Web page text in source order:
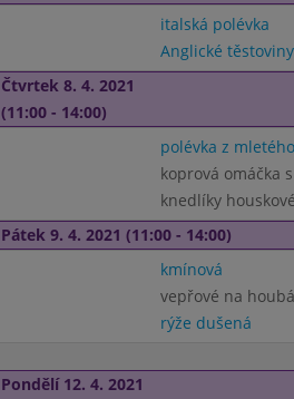
italská polévka
Anglické
Čtvrtek 8. 4. 2021
(11:00 - 14:00)
polévka z
koprová omáčka
knedlíky
Pátek 9. 4. 2021 (11:00 - 14:00)
kmínová
vepřové na
rýže dušená
Pondělí 12. 4. 2021